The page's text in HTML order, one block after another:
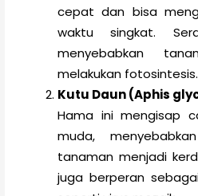
cepat dan bisa
waktu singkat.
menyebabkan
melakukan fotosintesis.
Kutu Daun (Aphis
Hama ini mengisap
muda,
tanaman menjadi
juga berperan